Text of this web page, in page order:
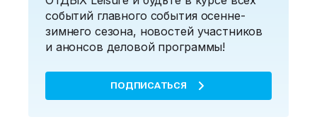
событий главного события осенне-
зимнего сезона, новостей участников
и анонсов деловой программы!
ПОДПИСАТЬСЯ